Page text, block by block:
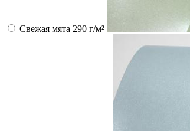
Свежая мята 290 г/м²